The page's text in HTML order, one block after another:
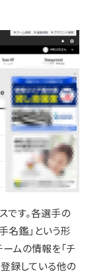
です。各選手の
名鑑」という形
ムの情報を「チ
録している他の